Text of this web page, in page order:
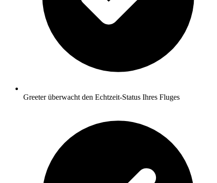
Greeter überwacht den Echtzeit-Status Ihres Fluges